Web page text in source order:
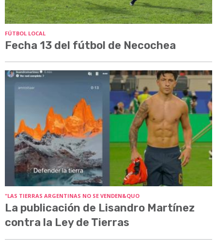
FÚTBOL LOCAL
Fecha 13 del fútbol de Necochea
"LAS TIERRAS ARGENTINAS NO SE VENDEN&QUO
La publicación de Lisandro Martínez
contra la Ley de Tierras